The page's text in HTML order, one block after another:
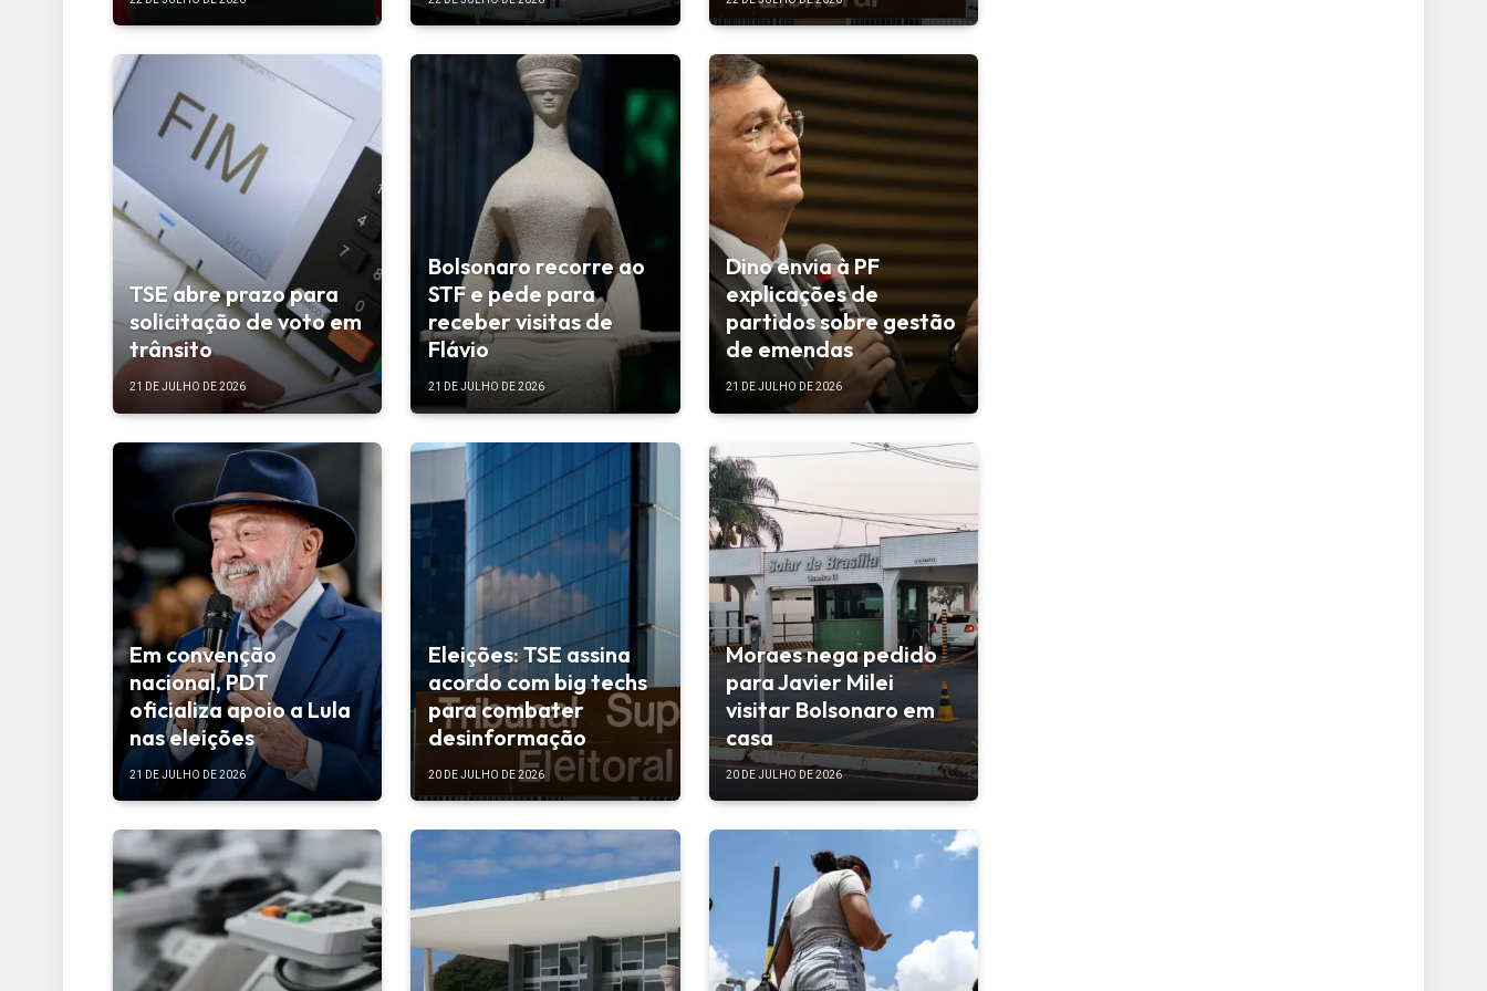
TSE abre prazo para
solicitação de voto em
trânsito
21 DE JULHO DE 2026
Bolsonaro recorre ao
STF e pede para
receber visitas de
Flávio
21 DE JULHO DE 2026
Dino envia à PF
explicações de
partidos sobre gestão
de emendas
21 DE JULHO DE 2026
Em convenção
nacional, PDT
oficializa apoio a Lula
nas eleições
21 DE JULHO DE 2026
Eleições: TSE assina
acordo com big techs
para combater
desinformação
20 DE JULHO DE 2026
Moraes nega pedido
para Javier Milei
visitar Bolsonaro em
casa
20 DE JULHO DE 2026